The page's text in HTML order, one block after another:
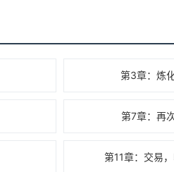
第3章：炼
第7章：再
第11章：交易